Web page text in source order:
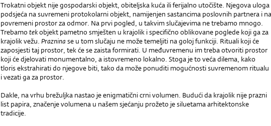
Trokatni objekt nije gospodarski objekt, obiteljska kuća ili ferijalno utočište. Njegova uloga
podsjeća na suvremeni protokolarni objekt, namijenjen sastancima poslovnih partnera i na
povremeni prostor za odmor. Na prvi pogled, u takvim slučajevima ne trebamo mnogo.
Trebamo tekobjekt pametno smješten u krajolik i specifično oblikovane poglede koji ga za
krajolik vežu. Praznina se u tom slučaju ne može temeljiti na goloj funkciji. Rituali koji će
zaposjesti taj prostor, tek će se zaista formirati. U međuvremenu im treba otvoriti prostor
koji će djelovati monumentalno, a istovremeno lokalno. Stoga je to veća dilema, kako
tloris ekstrahirati do njegove biti, tako da može ponuditi mogućnosti suvremenom ritualu
i vezati ga za prostor.
Dakle, na vrhu brežuljka nastao je enigmatični crni volumen. Budući da krajolik nije prazni
list papira, značenje volumena u našem sjećanju prožeto je siluetama arhitektonske
tradicije.